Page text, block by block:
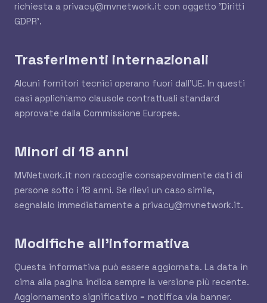
richiesta a privacy@mvnetwork.it con oggetto 'Diritti
GDPR'.
Trasferimenti internazionali
Alcuni fornitori tecnici operano fuori dall'UE. In questi
casi applichiamo clausole contrattuali standard
approvate dalla Commissione Europea.
Minori di 18 anni
MVNetwork.it non raccoglie consapevolmente dati di
persone sotto i 18 anni. Se rilevi un caso simile,
segnalalo immediatamente a privacy@mvnetwork.it.
Modifiche all'informativa
Questa informativa può essere aggiornata. La data in
cima alla pagina indica sempre la versione più recente.
Aggiornamento significativo = notifica via banner.